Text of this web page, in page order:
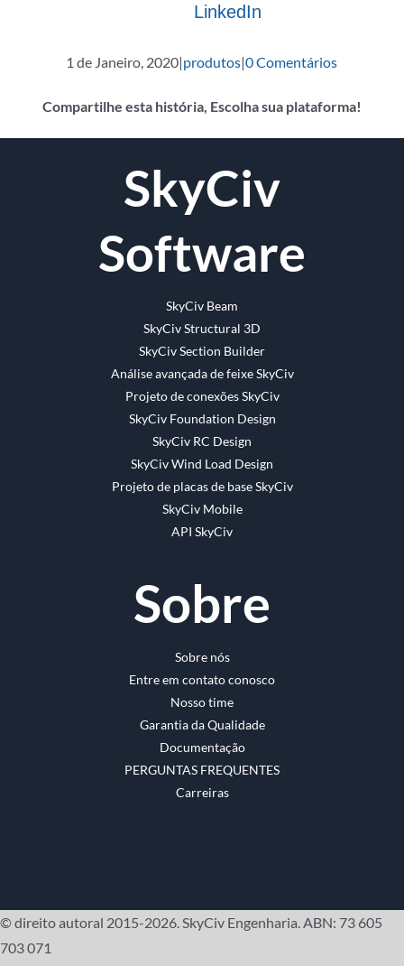
LinkedIn
1 de Janeiro, 2020|produtos|0 Comentários
Compartilhe esta história, Escolha sua plataforma!
Facebook
email
SkyCiv
Software
SkyCiv Beam
SkyCiv Structural 3D
SkyCiv Section Builder
Análise avançada de feixe SkyCiv
Projeto de conexões SkyCiv
SkyCiv Foundation Design
SkyCiv RC Design
SkyCiv Wind Load Design
Projeto de placas de base SkyCiv
SkyCiv Mobile
API SkyCiv
Sobre
Sobre nós
Entre em contato conosco
Nosso time
Garantia da Qualidade
Documentação
PERGUNTAS FREQUENTES
Carreiras
© direito autoral 2015-2026. SkyCiv Engenharia. ABN: 73 605
703 071